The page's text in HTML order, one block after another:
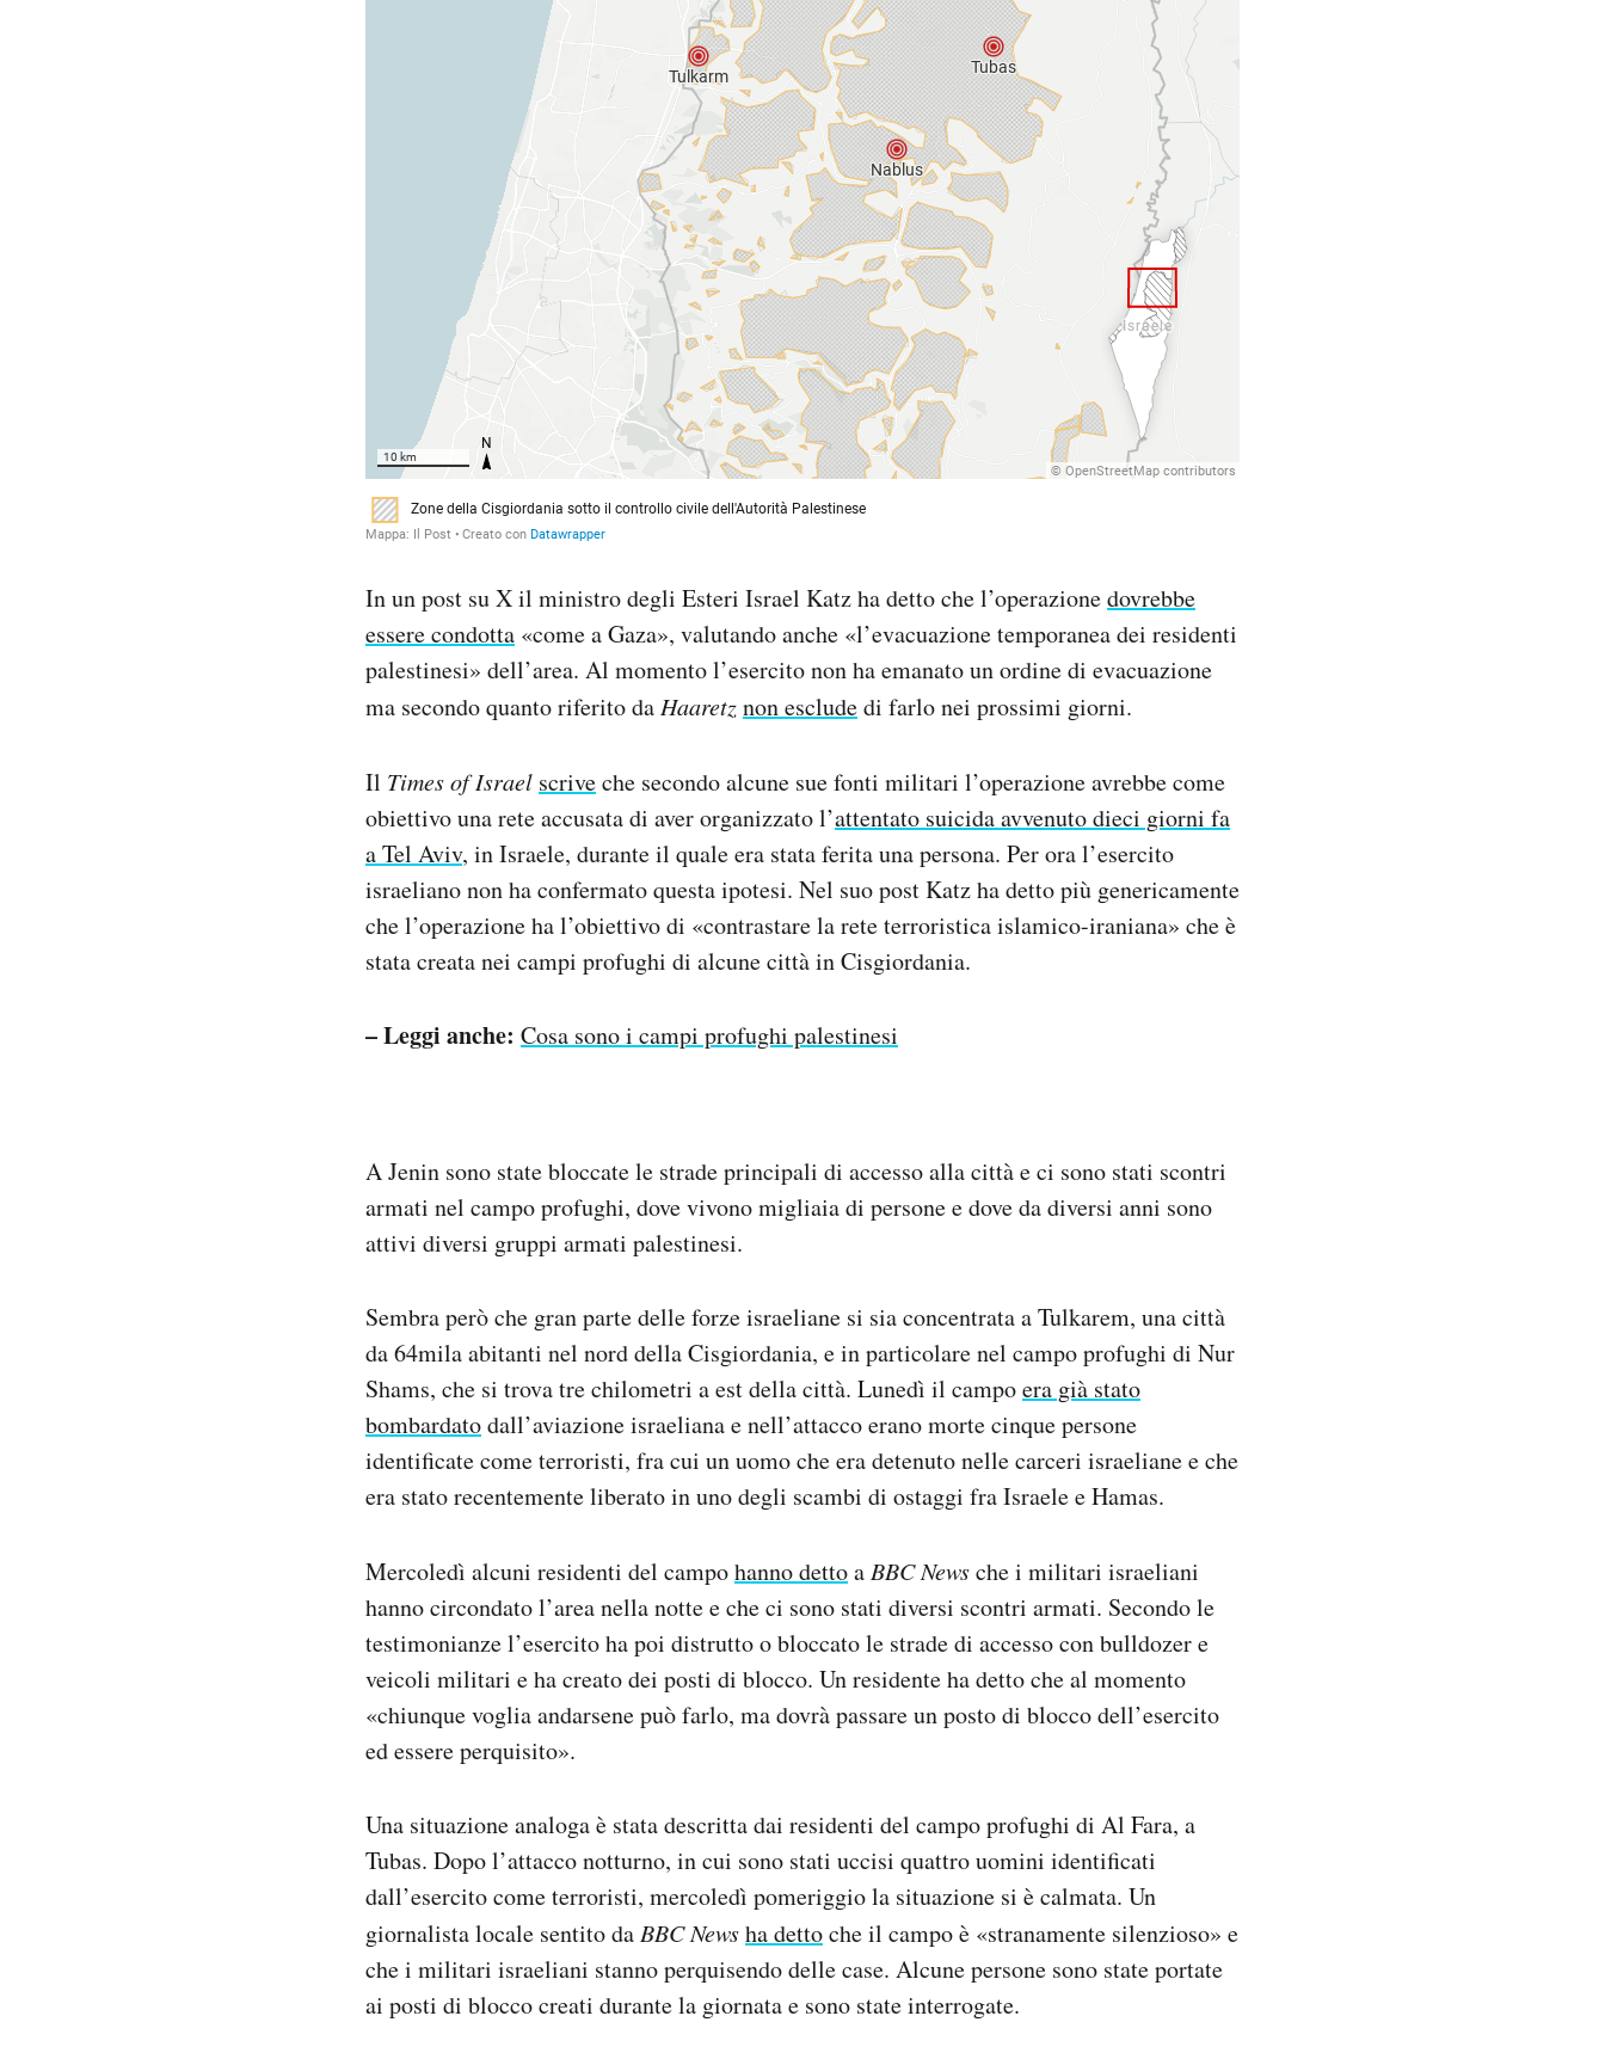
In un post su X il ministro degli Esteri Israel Katz ha detto che l’operazionedovrebbe
essere condotta «come a Gaza», valutando anche «l’evacuazione temporanea dei residenti
palestinesi» dell’area. Al momento l’esercito non ha emanato un ordine di evacuazione
ma secondo quanto riferito daHaaretznon escludedi farlo nei prossimi giorni.
Il Times of Israel scriveche secondo alcune sue fonti militari l’operazione avrebbe come
obiettivo una rete accusata di aver organizzato l’attentato suicida avvenuto dieci giorni fa
a Tel Aviv, in Israele, durante il quale era stata ferita una persona. Per ora l’esercito
israeliano non ha confermato questa ipotesi. Nel suo post Katz ha detto più genericamente
che l’operazione ha l’obiettivo di «contrastare la rete terroristica islamico-iraniana» che è
stata creata nei campi profughi di alcune città in Cisgiordania.
– Leggi anche: Cosa sono i campi profughi palestinesi
A Jenin sono state bloccate le strade principali di accesso alla città e ci sono stati scontri
armati nel campo profughi, dove vivono migliaia di persone e dove da diversi anni sono
attivi diversi gruppi armati palestinesi.
Sembra però che gran parte delle forze israeliane si sia concentrata a Tulkarem, una città
da 64mila abitanti nel nord della Cisgiordania, e in particolare nel campo profughi di Nur
Shams, che si trova tre chilometri a est della città. Lunedì il campoera già stato
bombardatodall’aviazione israeliana e nell’attacco erano morte cinque persone
identificate come terroristi, fra cui un uomo che era detenuto nelle carceri israeliane e che
era stato recentemente liberato in uno degli scambi di ostaggi fra Israele e Hamas.
Mercoledì alcuni residenti del campohanno dettoaBBC Newsche i militari israeliani
hanno circondato l’area nella notte e che ci sono stati diversi scontri armati. Secondo le
testimonianze l’esercito ha poi distrutto o bloccato le strade di accesso con bulldozer e
veicoli militari e ha creato dei posti di blocco. Un residente ha detto che al momento
«chiunque voglia andarsene può farlo, ma dovrà passare un posto di blocco dell’esercito
ed essere perquisito».
Una situazione analoga è stata descritta dai residenti del campo profughi di Al Fara, a
Tubas. Dopo l’attacco notturno, in cui sono stati uccisi quattro uomini identificati
dall’esercito come terroristi, mercoledì pomeriggio la situazione si è calmata. Un
giornalista locale sentito daBBC Newsha dettoche il campo è «stranamente silenzioso» e
che i militari israeliani stanno perquisendo delle case. Alcune persone sono state portate
ai posti di blocco creati durante la giornata e sono state interrogate.